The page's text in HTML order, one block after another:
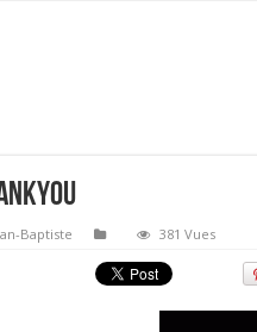
Baptiste 381 Vues